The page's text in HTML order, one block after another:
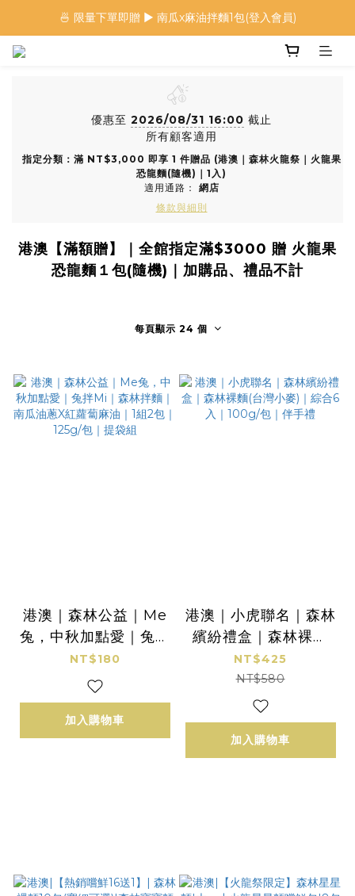
🍜 限量下單即贈 ▶︎ 南瓜x麻油拌麵1包(登入會員)
🍜 限量下單即贈 ▶︎ 南瓜x麻油拌麵1包(登入會員)
⭐️ 加入會員首購享$20購物金 ▶︎
🍜 限量下單即贈 ▶︎ 南瓜x麻油拌麵1包(登入會員)
優惠至 2026/08/31 16:00 截止
所有顧客適用
指定分類：滿 NT$3,000 即享 1 件贈品 (港澳｜森林火龍祭｜火龍果
恐龍麵(隨機)｜1入)
適用通路： 網店
條款與細則
港澳【滿額贈】｜全館指定滿$3000 贈 火龍果
恐龍麵１包(隨機)｜加購品、禮品不計
每頁顯示 24 個
港澳｜森林公益｜Me
兔，中秋加點愛｜兔拌
Mi｜森林拌麵｜南瓜
油蔥X紅蘿蔔麻油｜1
組2包｜125g/包｜提
袋組
NT$180
加入購物車
港澳｜小虎聯名｜森林
繽紛禮盒｜森林裸麵
(台灣小麥)｜綜合6入
｜100g/包｜伴手禮
NT$425
NT$580
加入購物車